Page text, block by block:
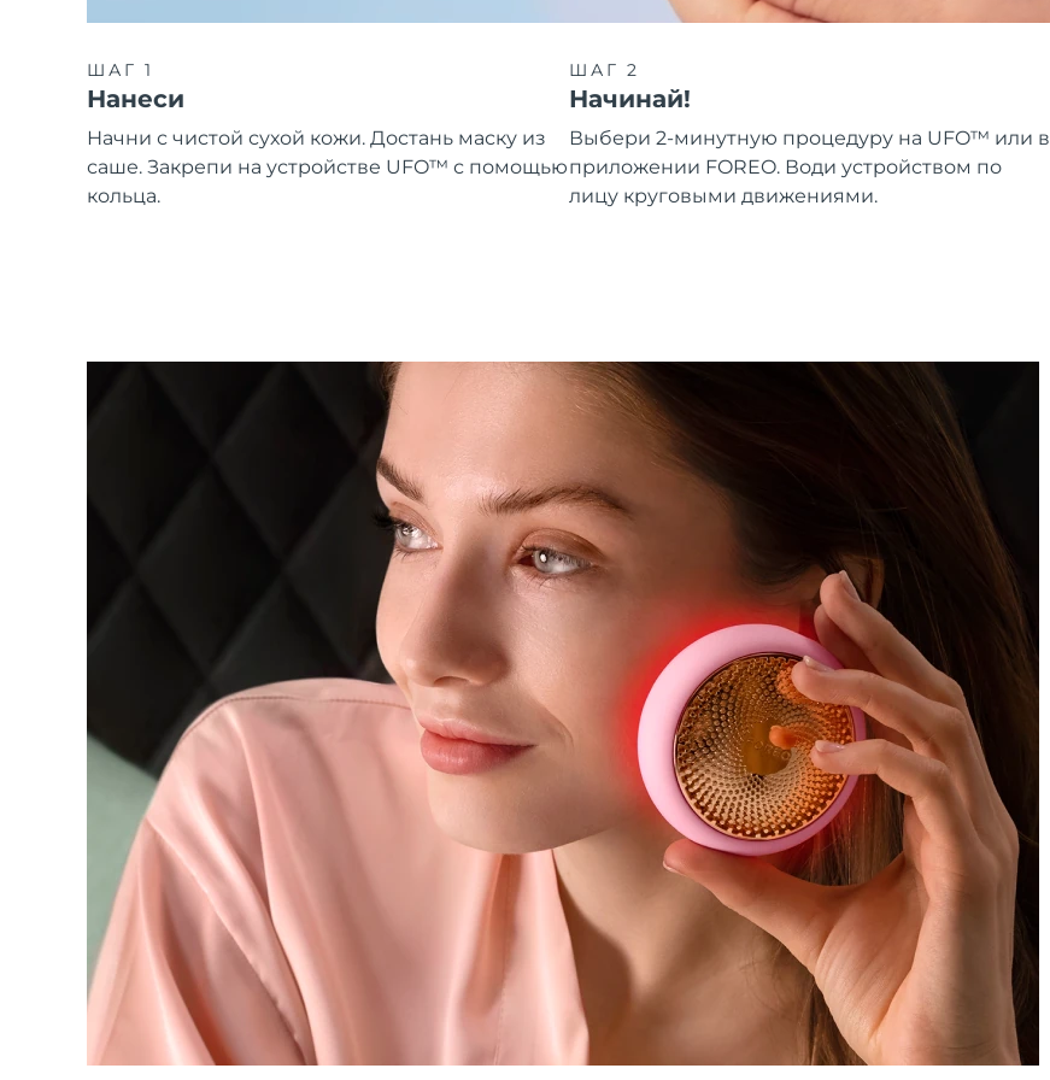
ШАГ 1
Нанеси
Начни с чистой сухой кожи. Достань маску из
саше. Закрепи на устройстве UFO™ с помощью
кольца.
ШАГ 2
Начинай!
Выбери 2-минутную процедуру на UFO™ или в
приложении FOREO. Води устройством по
лицу круговыми движениями.